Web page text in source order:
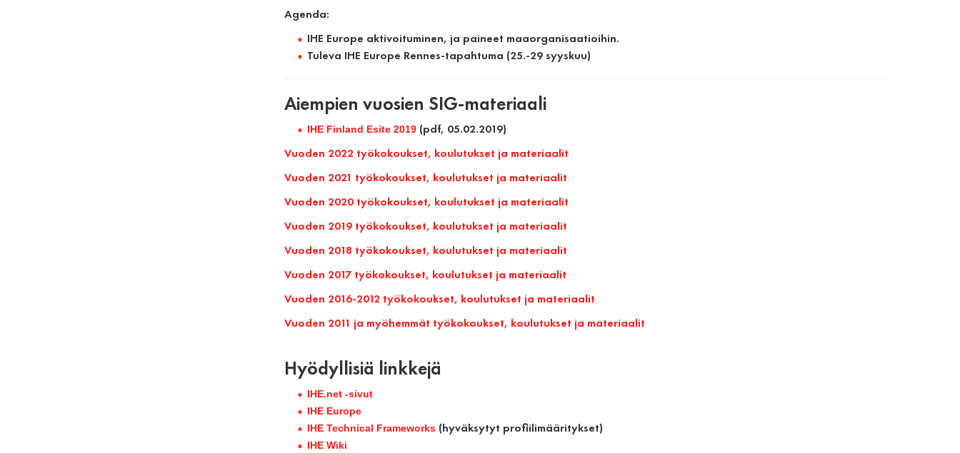
Agenda:
IHE Europe aktivoituminen, ja paineet maaorganisaatioihin.
Tuleva IHE Europe Rennes-tapahtuma (25.-29 syyskuu)
Aiempien vuosien SIG-materiaali
IHE Finland Esite 2019 (pdf, 05.02.2019)
Vuoden 2022 työkokoukset, koulutukset ja materiaalit
Vuoden 2021 työkokoukset, koulutukset ja materiaalit
Vuoden 2020 työkokoukset, koulutukset ja materiaalit
Vuoden 2019 työkokoukset, koulutukset ja materiaalit
Vuoden 2018 työkokoukset, koulutukset ja materiaalit
Vuoden 2017 työkokoukset, koulutukset ja materiaalit
Vuoden 2016-2012 työkokoukset, koulutukset ja materiaalit
Vuoden 2011 ja myöhemmät työkokoukset, koulutukset ja materiaalit
Hyödyllisiä linkkejä
IHE.net -sivut
IHE Europe
IHE Technical Frameworks (hyväksytyt profiilimääritykset)
IHE Wiki